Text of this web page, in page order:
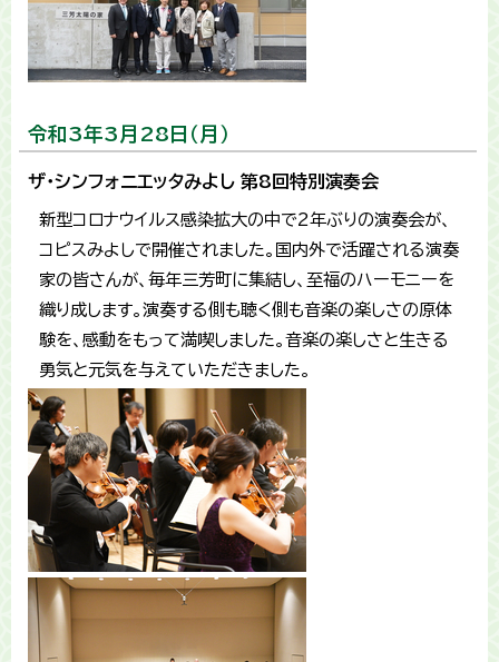
令和3年3月28日（月）
ザ・シンフォニエッタみよし 第8回特別演奏会
新型コロナウイルス感染拡大の中で2年ぶりの演奏会が、
コピスみよしで開催されました。国内外で活躍される演奏
家の皆さんが、毎年三芳町に集結し、至福のハーモニーを
織り成します。演奏する側も聴く側も音楽の楽しさの原体
験を、感動をもって満喫しました。音楽の楽しさと生きる
勇気と元気を与えていただきました。